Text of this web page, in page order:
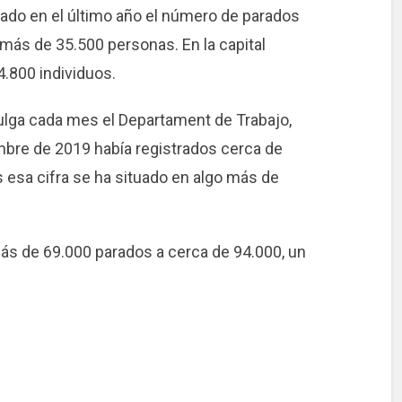
en el último año el número de parados
de 35.500 personas. En la capital
individuos.
cada mes el Departament de Trabajo,
de 2019 había registrados cerca de
cifra se ha situado en algo más de
de 69.000 parados a cerca de 94.000, un